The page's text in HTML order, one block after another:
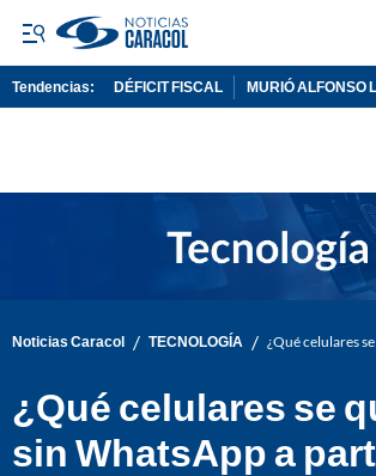
Tendencias: DÉFICIT FISCAL MURIÓ ALFONSO
Noticias Caracol / TECNOLOGÍA / ¿Qué celulares
¿Qué celulares se
sin WhatsApp a